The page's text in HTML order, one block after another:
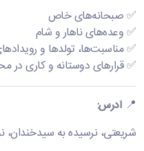
✅ صبحانه‌های خاص
✅ وعده‌های ناهار و شام
✅ مناسبت‌ها، تولدها و
✅ قرارهای دوستانه و کاری
📍 آدرس:
شریعتی، نرسیده به سیدخندان،